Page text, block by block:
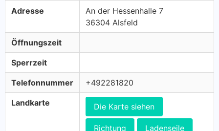
Adresse
An der Hessenhalle 7
36304 Alsfeld
Öffnungszeit
Sperrzeit
Telefonnummer +492281820
Landkarte Die Karte siehen
Richtung Ladenseile